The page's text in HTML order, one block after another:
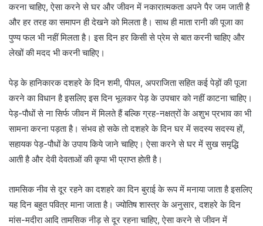
करना चाहिए, ऐसा करने से घर और जीवन में नकारात्मकता अपने पैर जम जाती है
और हर तरह का समापन ही देखने को मिलता है। साथ ही माता रानी की पूजा का
पुण्य फल भी नहीं मिलता है। इस दिन हर किसी से प्रेम से बात करनी चाहिए और
लेखों की मदद भी करनी चाहिए।
पेड़ के हानिकारक दशहरे के दिन शमी, पीपल, अपराजिता सहित कई पेड़ों की पूजा
करने का विधान है इसलिए इस दिन भूलकर पेड़ के उपचार को नहीं काटना चाहिए।
पेड़-पौधों से ना सिर्फ जीवन में मिलते हैं बल्कि ग्रह-नक्षत्रों के अशुभ प्रभाव का भी
सामना करना पड़ता है। संभव हो सके तो दशहरे के दिन घर में सदस्य सदस्य हों,
सहायक पेड़-पौधों के उपाय किये जाने चाहिए। ऐसा करने से घर में सुख समृद्धि
आती है और देवी देवताओं की कृपा भी प्राप्त होती है।
तामसिक नीव से दूर रहने का दशहरे का दिन बुराई के रूप में मनाया जाता है इसलिए
यह दिन बहुत पवित्र माना जाता है। ज्योतिष शास्त्र के अनुसार, दशहरे के दिन
मांस-मदीरा आदि तामसिक नीड़ से दूर रहना चाहिए, ऐसा करने से जीवन में